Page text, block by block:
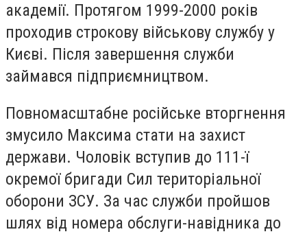
академії. Протягом 1999-2000 років
проходив строкову військову службу у
Києві. Після завершення служби
займався підприємництвом.
Повномасштабне російське вторгнення
змусило Максима стати на захист
держави. Чоловік вступив до 111-ї
окремої бригади Сил територіальної
оборони ЗСУ. За час служби пройшов
шлях від номера обслуги-навідника до